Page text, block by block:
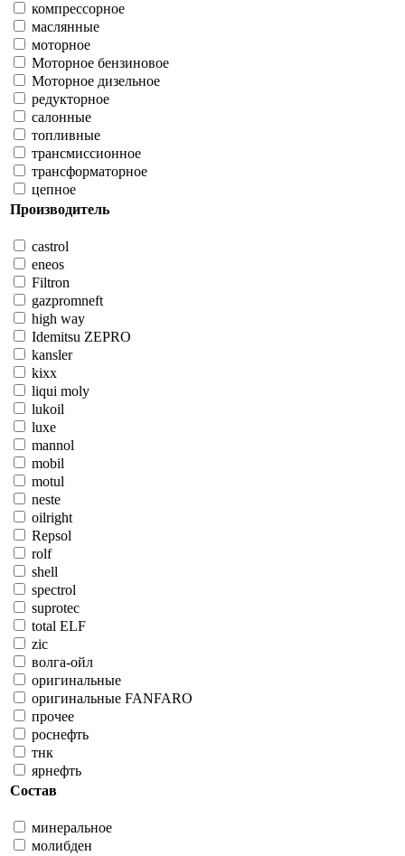
компрессорное
маслянные
моторное
Моторное бензиновое
Моторное дизельное
редукторное
салонные
топливные
трансмиссионное
трансформаторное
цепное
Производитель
castrol
eneos
Filtron
gazpromneft
high way
Idemitsu ZEPRO
kansler
kixx
liqui moly
lukoil
luxe
mannol
mobil
motul
neste
oilright
Repsol
rolf
shell
spectrol
suprotec
total ELF
zic
волга-ойл
оригинальные
оригинальные FANFARO
прочее
роснефть
тнк
ярнефть
Состав
минеральное
молибден